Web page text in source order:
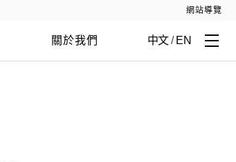
網站導覽
關於我們 中文 / EN